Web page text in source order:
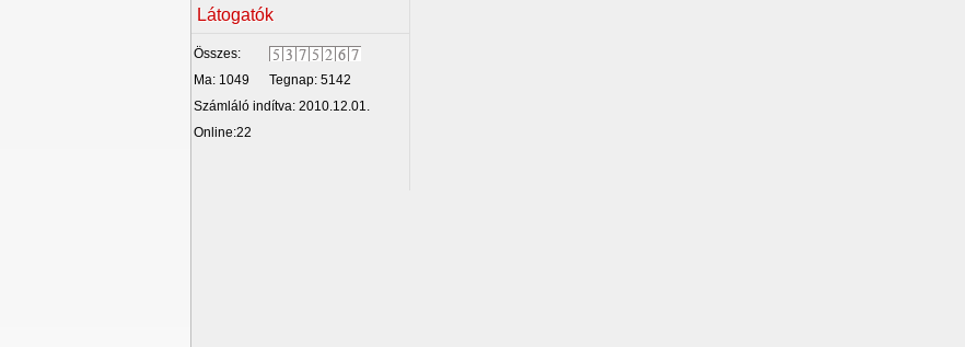
Látogatók
Összes:
Ma: 1049
Tegnap: 5142
Számláló indítva: 2010.12.01.
Online:22